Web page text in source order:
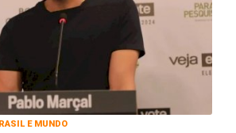
E MUNDO